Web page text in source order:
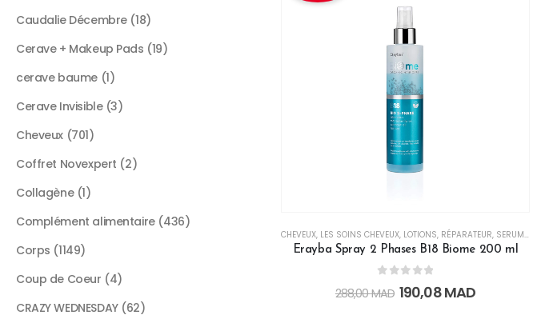
CHEVEUX, LES SOINS CHEVEUX, LOTIONS, RÉPARATEUR, SERUM,
Erayba Spray 2 Phases B18 Biome 200 ml
out of 5
288,00MAD 190,08MAD
Caudalie Décembre 18
Cerave + Makeup Pads 19
cerave baume 1
Cerave Invisible 3
Cheveux 701
Coffret Novexpert 2
Collagène 1
Complément alimentaire 436
Corps 1149
Coup de Coeur 4
CRAZY WEDNESDAY 62